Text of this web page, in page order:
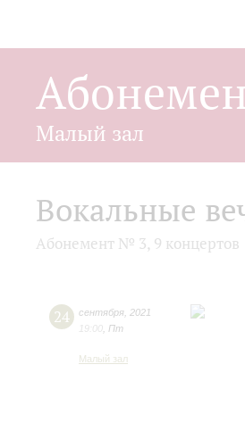
Малый зал
Вокальные
Абонемент № 3, 9 концертов
24 сентября 2021
19:00 Пт
Малый зал